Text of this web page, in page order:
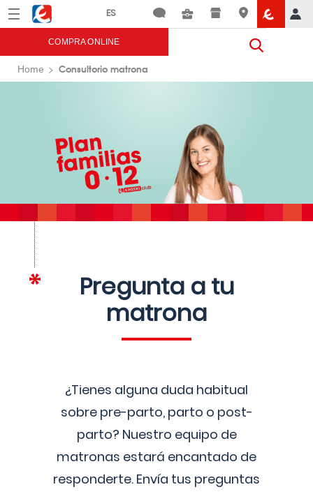
Menú Eroski
COMPRA ONLINE
Home Consultorio matrona
Pregunta a tu
matrona
¿Tienes alguna duda habitual
sobre pre-parto, parto o post-
parto? Nuestro equipo de
matronas estará encantado de
responderte. Envía tus preguntas